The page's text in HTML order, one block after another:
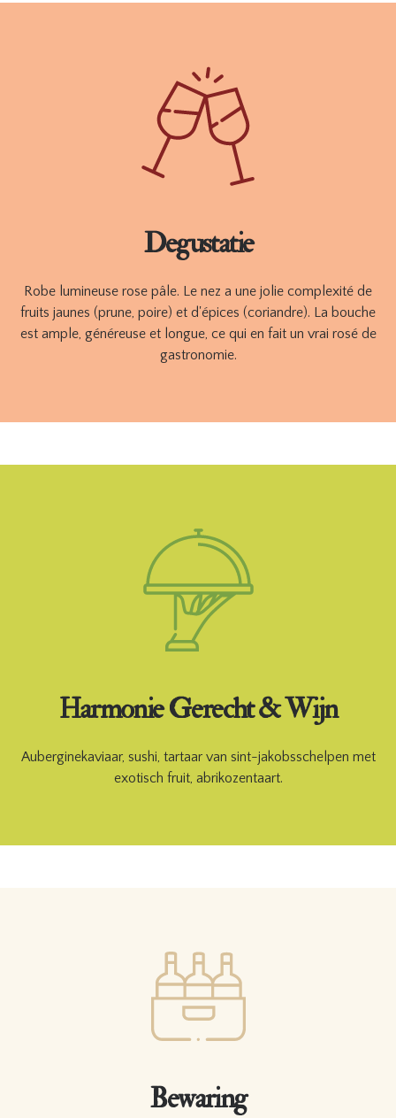
d'épices d'influence méditerranéenne.
Verkrijgbaar in 75 cl.
TECHNISCHE FICHE
Degustatie
Robe lumineuse rose pâle. Le nez a une jolie complexité de
fruits jaunes (prune, poire) et d'épices (coriandre). La bouche
est ample, généreuse et longue, ce qui en fait un vrai rosé de
gastronomie.
Harmonie Gerecht & Wijn
Auberginekaviaar, sushi, tartaar van sint-jakobsschelpen met
exotisch fruit, abrikozentaart.
Bewaring